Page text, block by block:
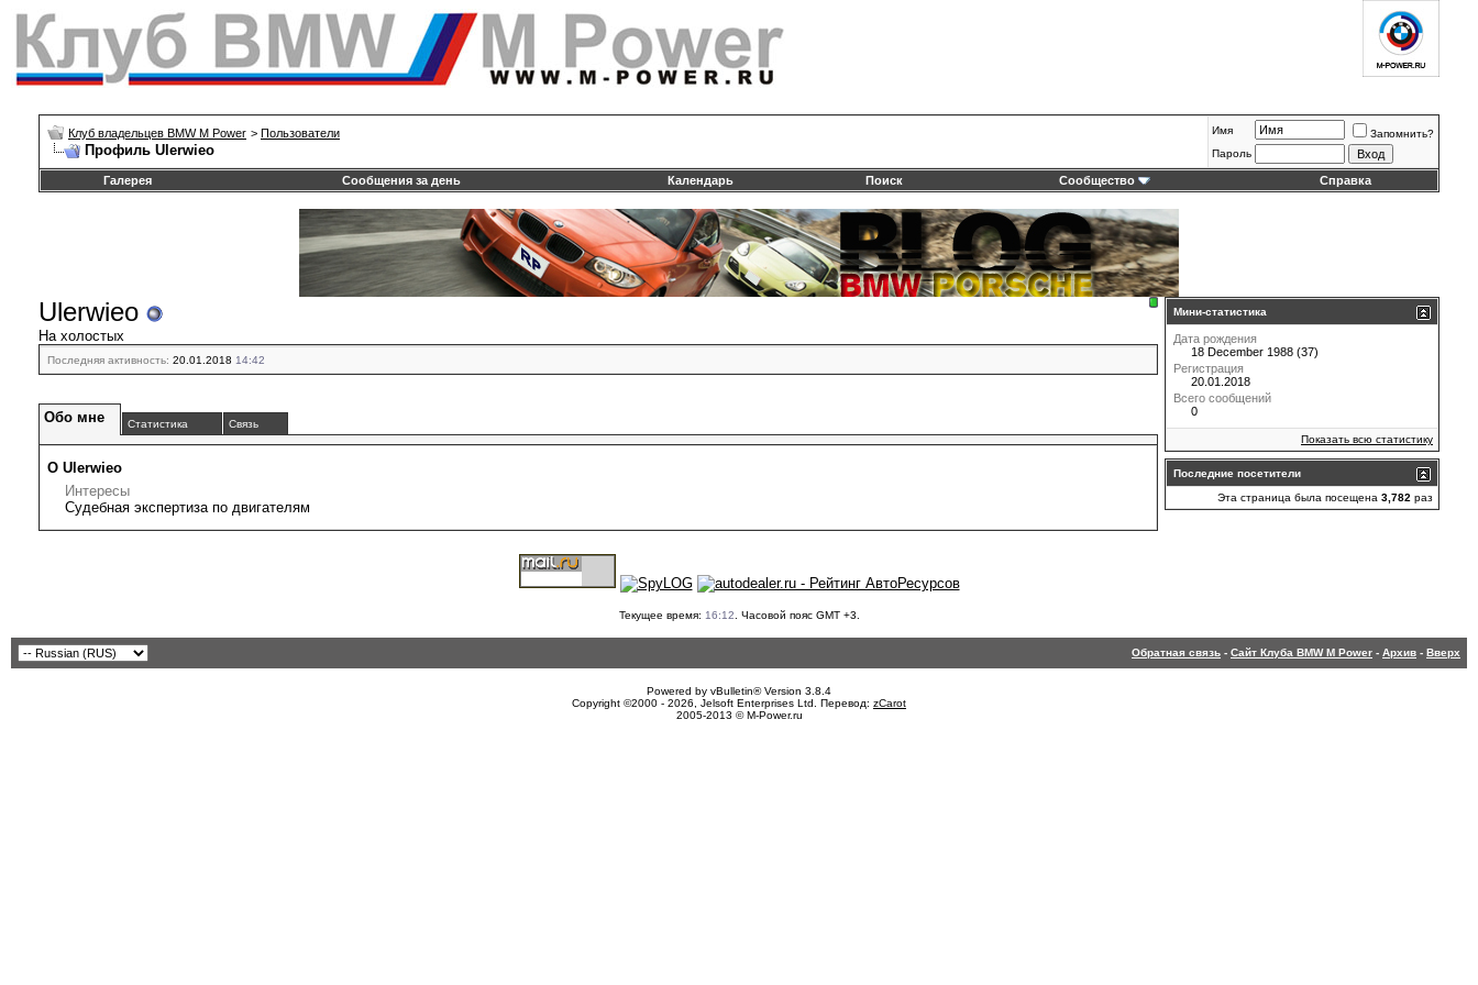
Клуб владельцев BMW M Power > Пользователи
Профиль Ulerwieo
Имя
Запомнить?
Пароль
Галерея Сообщения за день Календарь Поиск Сообщество Справка
Ulerwieo
На холостых
Последняя активность: 20.01.2018 14:42
Обо мне Статистика Связь
О Ulerwieo
Интересы
Судебная экспертиза по двигателям
Мини-статистика
Дата рождения
18 December 1988 (37)
Регистрация
20.01.2018
Всего сообщений
0
Показать всю статистику
Последние посетители
Эта страница была посещена 3,782 раз
Текущее время: 16:12 . Часовой пояс GMT +3.
Обратная связь - Сайт Клуба BMW M Power - Архив - Вверх
Powered by vBulletin® Version 3.8.4
Copyright ©2000 - 2026, Jelsoft Enterprises Ltd. Перевод: zCarot
2005-2013 © M-Power.ru